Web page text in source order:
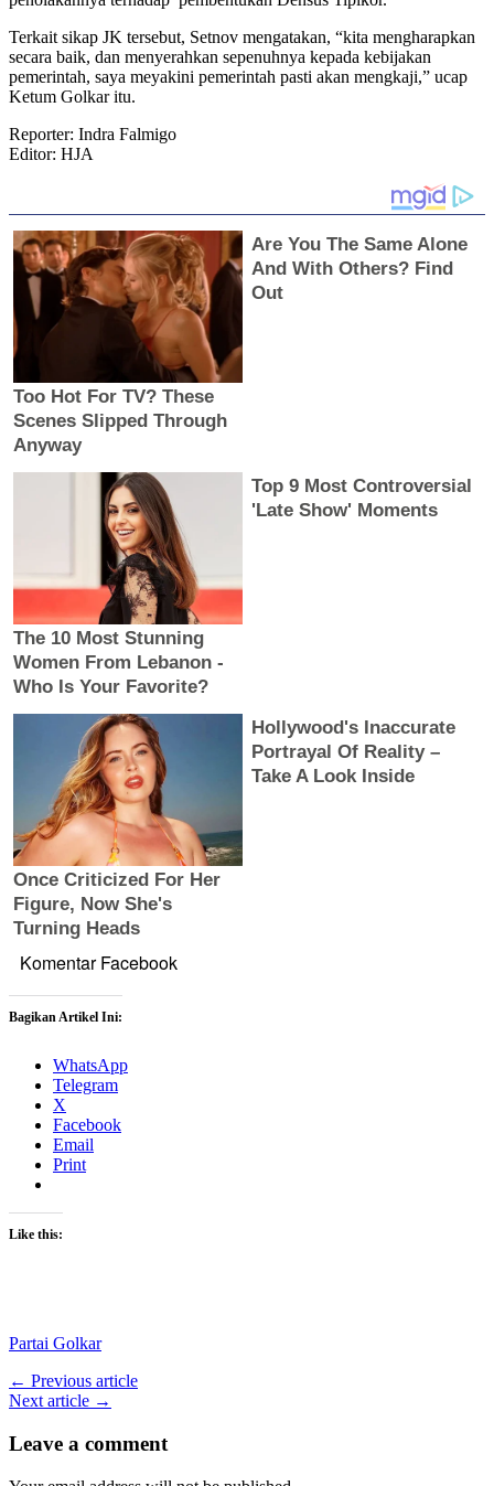
Terkait sikap JK tersebut, Setnov mengatakan, “kita mengharapkan
secara baik, dan menyerahkan sepenuhnya kepada kebijakan
pemerintah, saya meyakini pemerintah pasti akan mengkaji,” ucap
Ketum Golkar itu.
Reporter: Indra Falmigo
Editor: HJA
Komentar Facebook
Bagikan Artikel Ini:
WhatsApp
Telegram
X
Facebook
Email
Print
Like this:
Partai Golkar
← Previous article
Next article →
Leave a comment